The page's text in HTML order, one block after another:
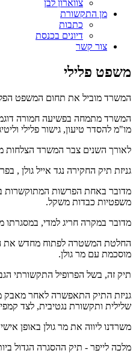
צווארון לבן
מן התקשורת
כתבות
דיונים בכנסת
צור קשר
משפט פלילי
המשרד מוביל את תחום המשפט
המשרד מתמחה בפשיעה חמורה
מו"מ להסדר טיעון, גישור פלילי
לאורך השנים צבר המשרד הצלחות
גניזת תיק החקירה נגד אייל גולן ,
מדובר באחת הפרשות המתוקשרות
משפטיות כבדות משקל.
מדובר במקרה חריג למדי, במסגרתו
מוסכמת עם מר גולן.
תיק זה, בשל הפרופיל התקשורתי
גניזת התיק התאפשרה לאחר מאבק
שלילית ותקשורת נגטיבית, לצד
משרדנו ליווה את מר גולן באופן
מלכה לייפר - תיק ההסגרה הגדול